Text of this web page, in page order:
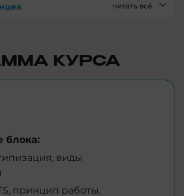
читать всё
КУРСА
блока:
виды
принцип работы,